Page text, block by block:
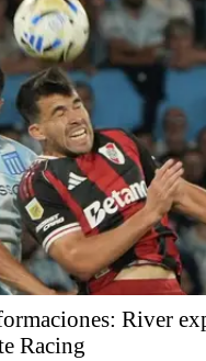
River
Racing